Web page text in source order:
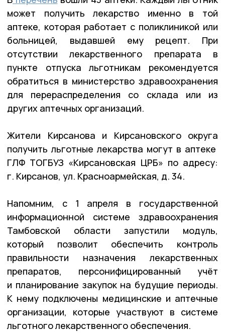
может получить лекарство именно в той
аптеке, которая работает с поликлиникой или
больницей, выдавшей ему рецепт. При
отсутствии лекарственного препарата в
пункте отпуска льготникам рекомендуется
обратиться в министерство здравоохранения
для перераспределения со склада или из
других аптечных организаций.
Жители Кирсанова и Кирсановского округа
получить льготные лекарства могут в аптеке
ГЛФ ТОГБУЗ «Кирсановская ЦРБ» по адресу:
г. Кирсанов, ул. Красноармейская, д. 34.
Напомним, с 1 апреля в государственной
информационной системе здравоохранения
Тамбовской области запустили модуль,
который позволит обеспечить контроль
правильности назначения лекарственных
препаратов, персонифицированный учёт
и планирование закупок на будущие периоды.
К нему подключены медицинские и аптечные
организации, которые участвуют в системе
льготного лекарственного обеспечения.